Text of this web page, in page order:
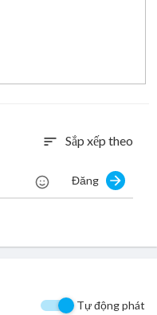
sort Sắp xếp theo
Đăng
Tự động phát